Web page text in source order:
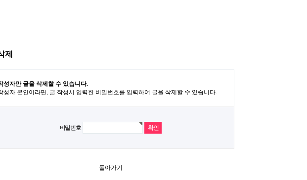
제
성자만 글을 삭제할 수 있습니다.
성자 본인이라면, 글 작성시 입력한 비밀번호를 입력하여 글을 삭제할 수 있습니다.
비밀번호
돌아가기